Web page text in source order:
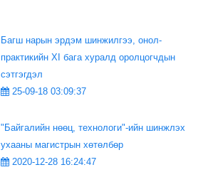
Багш нарын эрдэм шинжилгээ, онол-
практикийн XI бага хуралд оролцогчдын
сэтгэгдэл
25-09-18 03:09:37
"Байгалийн нөөц, технологи"-ийн шинжлэх
ухааны магистрын хөтөлбөр
2020-12-28 16:24:47